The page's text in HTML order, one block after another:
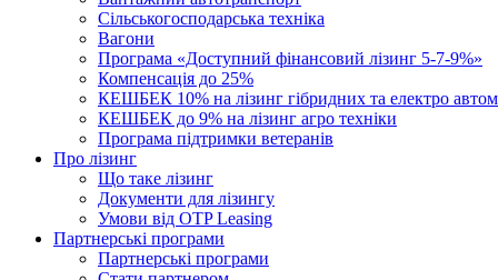
Cільськогосподарська техніка
Вагони
Програма «Доступний фінансовий лізинг 5-7-9%»
Компенсація до 25%
КЕШБЕК 10% на лізинг гібридних та електро
КЕШБЕК до 9% на лізинг агро техніки
Програма підтримки ветеранів
Про лізинг
Що таке лізинг
Документи для лізингу
Умови від OTP Leasing
Партнерські програми
Партнерські програми